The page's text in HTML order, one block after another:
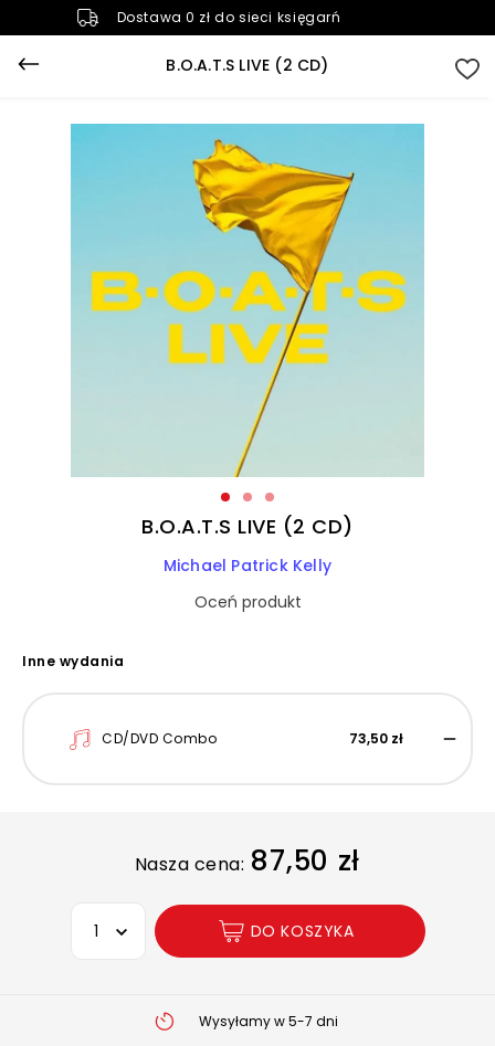
Dostawa 0 zł do sieci księgarń
B.O.A.T.S LIVE (2 CD)
B.O.A.T.S LIVE (2 CD)
Michael Patrick Kelly
Oceń produkt
Inne wydania
CD/DVD Combo 73,50 zł
Nasza cena: 87,50 zł
Wybierz opcję
DO KOSZYKA
Wysyłamy w 5-7 dni